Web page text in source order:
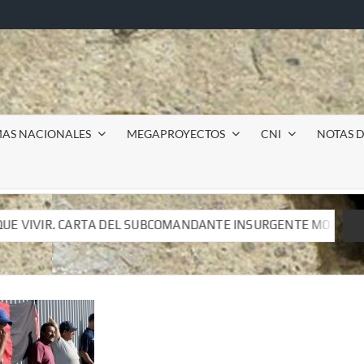
NACIONALES MEGAPROYECTOS CNI NOTAS
INSURGENTE MOISÉS A LUIS DE TAVIRA
INSURGENTE MOISÉS A LUIS DE TAVIRA